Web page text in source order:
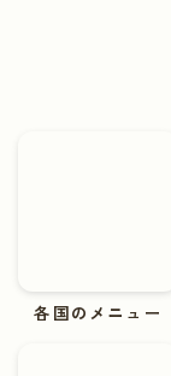
各国のメニュー